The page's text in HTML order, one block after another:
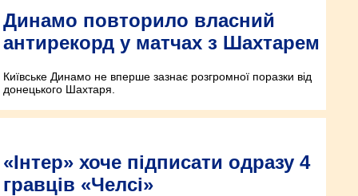
Динамо повторило власний
антирекорд у матчах з Шахтарем
Київське Динамо не вперше зазнає розгромної поразки від
донецького Шахтаря.
«Інтер» хоче підписати одразу 4
гравців «Челсі»